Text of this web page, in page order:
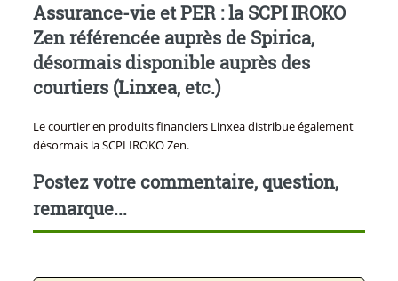
Assurance-vie et PER : la SCPI IROKO
Zen référencée auprès de Spirica,
désormais disponible auprès des
courtiers (Linxea, etc.)
Le courtier en produits financiers Linxea distribue également
désormais la SCPI IROKO Zen.
Postez votre commentaire, question,
remarque...